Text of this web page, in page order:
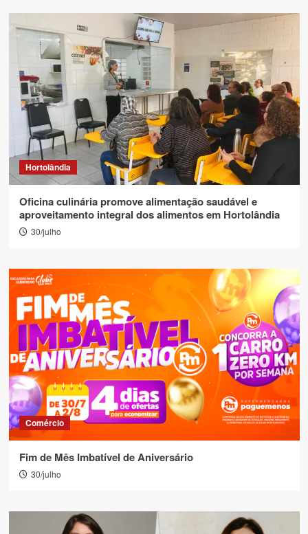
Hortolândia
Oficina culinária promove alimentação saudável e
aproveitamento integral dos alimentos em Hortolândia
30/julho
Comércio
Fim de Mês Imbatível de Aniversário
30/julho